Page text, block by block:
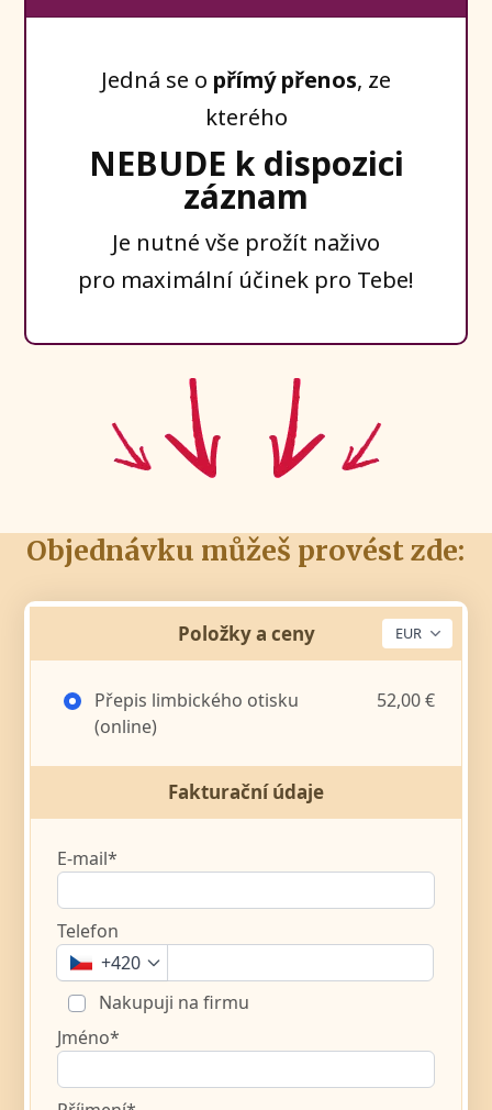
Jedná se o přímý přenos, ze
kterého
NEBUDE k dispozici
záznam
Je nutné vše prožít naživo
pro maximální účinek pro Tebe!
Objednávku můžeš provést zde:
Položky a ceny
Přepis limbického otisku
(online)
52,00 €
Fakturační údaje
E-mail*
Telefon
+420
Nakupuji na firmu
Jméno*